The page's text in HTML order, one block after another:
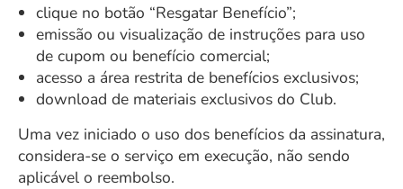
clique no botão “Resgatar Benefício”;
emissão ou visualização de instruções para uso
de cupom ou benefício comercial;
acesso a área restrita de benefícios exclusivos;
download de materiais exclusivos do Club.
Uma vez iniciado o uso dos benefícios da assinatura,
considera-se o serviço em execução, não sendo
aplicável o reembolso.